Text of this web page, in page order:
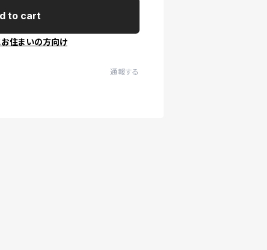
to cart
住まいの方向け
通報する